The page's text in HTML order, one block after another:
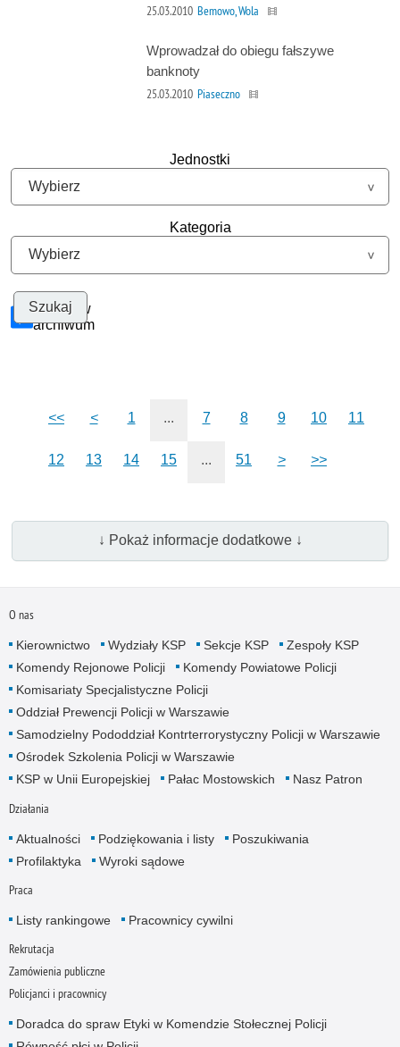
25.03.2010 Bemowo, Wola
Wprowadzał do obiegu fałszywe
banknoty
25.03.2010 Piaseczno
Jednostki
Kategoria
Szukaj w
archiwum
<< < 1 ... 7 8 9 10 11
12 13 14 15 ... 51 > >>
↓ Pokaż informacje dodatkowe ↓
O nas
Kierownictwo Wydziały KSP Sekcje KSP
Zespoły KSP
Komendy Rejonowe Policji
Komendy Powiatowe Policji
Komisariaty Specjalistyczne Policji
Oddział Prewencji Policji w Warszawie
Samodzielny Pododdział Kontrterrorystyczny Policji w Warszawie
Ośrodek Szkolenia Policji w Warszawie
KSP w Unii Europejskiej
Pałac Mostowskich Nasz Patron
Działania
Aktualności Podziękowania i listy
Poszukiwania
Profilaktyka
Wyroki sądowe
Praca
Listy rankingowe Pracownicy cywilni
Rekrutacja
Zamówienia publiczne
Policjanci i pracownicy
Doradca do spraw Etyki w Komendzie Stołecznej Policji